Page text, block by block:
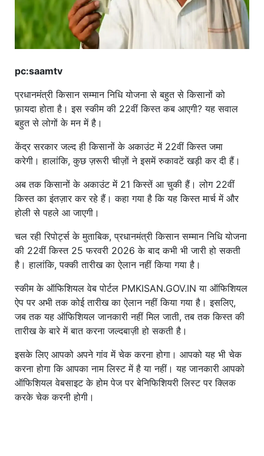
pc:saamtv
प्रधानमंत्री किसान सम्मान निधि योजना से बहुत से किसानों को
फ़ायदा होता है। इस स्कीम की 22वीं किस्त कब आएगी? यह सवाल
बहुत से लोगों के मन में है।
केंद्र सरकार जल्द ही किसानों के अकाउंट में 22वीं किस्त जमा
करेगी। हालांकि, कुछ ज़रूरी चीज़ों ने इसमें रुकावटें खड़ी कर दी हैं।
अब तक किसानों के अकाउंट में 21 किस्तें आ चुकी हैं। लोग 22वीं
किस्त का इंतज़ार कर रहे हैं। कहा गया है कि यह किस्त मार्च में और
होली से पहले आ जाएगी।
चल रही रिपोर्ट्स के मुताबिक, प्रधानमंत्री किसान सम्मान निधि योजना
की 22वीं किस्त 25 फरवरी 2026 के बाद कभी भी जारी हो सकती
है। हालांकि, पक्की तारीख का ऐलान नहीं किया गया है।
स्कीम के ऑफिशियल वेब पोर्टल PMKISAN.GOV.IN या ऑफिशियल
ऐप पर अभी तक कोई तारीख का ऐलान नहीं किया गया है। इसलिए,
जब तक यह ऑफिशियल जानकारी नहीं मिल जाती, तब तक किस्त की
तारीख के बारे में बात करना जल्दबाज़ी हो सकती है।
इसके लिए आपको अपने गांव में चेक करना होगा। आपको यह भी चेक
करना होगा कि आपका नाम लिस्ट में है या नहीं। यह जानकारी आपको
ऑफिशियल वेबसाइट के होम पेज पर बेनिफिशियरी लिस्ट पर क्लिक
करके चेक करनी होगी।